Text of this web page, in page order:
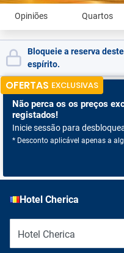
Opiniões Quartos
Bloqueie a reserva
espírito.
OFERTAS EXCLUSIVAS
Não perca os os preços
registados!
Inicie sessão para
* Desconto aplicável apenas a
Hotel Cherica
Hotel Cherica